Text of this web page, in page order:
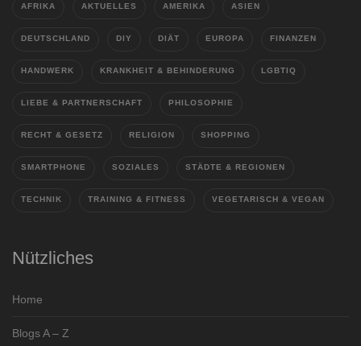
AFRIKA AKTUELLES AMERIKA ASIEN
DEUTSCHLAND DIY DIÄT EUROPA FINANZEN
HANDWERK KRANKHEIT & BEHINDERUNG LGBTIQ
LIEBE & PARTNERSCHAFT PHILOSOPHIE
RECHT & GESETZ RELIGION SHOPPING
SMARTPHONE SOZIALES STÄDTE & REGIONEN
TECHNIK TRAINING & FITNESS VEGETARISCH & VEGAN
Nützliches
Home
Blogs A – Z